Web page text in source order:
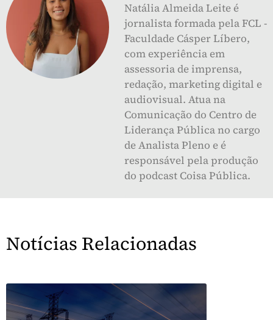
Natália Almeida Leite é
jornalista formada pela FCL -
Faculdade Cásper Líbero,
com experiência em
assessoria de imprensa,
redação, marketing digital e
audiovisual. Atua na
Comunicação do Centro de
Liderança Pública no cargo
de Analista Pleno e é
responsável pela produção
do podcast Coisa Pública.
Notícias Relacionadas